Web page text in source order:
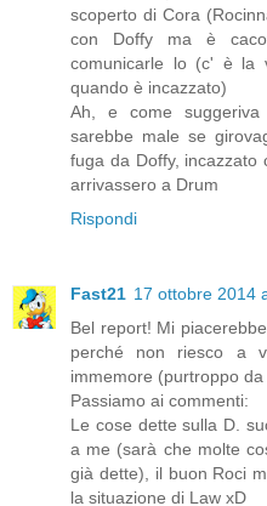
scoperto di Cora
con Doffy ma è
comunicarle lo (c' è la
quando è incazzato)
Ah, e come
sarebbe male se
fuga da Doffy,
arrivassero a Drum
Rispondi
Fast21 17 ottobre 2014
Bel report! Mi
perché non riesco a
immemore (purtroppo da
Passiamo ai commenti:
Le cose dette sulla D.
a me (sarà che molte
già dette), il buon Roci
la situazione di Law xD